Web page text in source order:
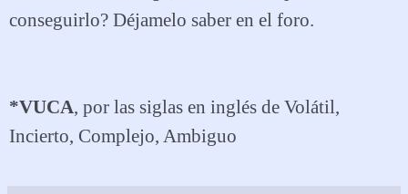
conseguirlo? Déjamelo saber en el foro.
*VUCA, por las siglas en inglés de Volátil,
Incierto, Complejo, Ambiguo